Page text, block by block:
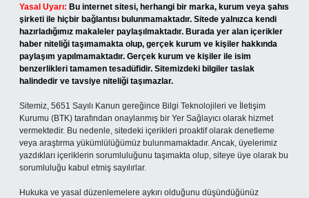
Yasal Uyarı: Bu internet sitesi, herhangi bir marka, kurum veya şahıs
şirketi ile hiçbir bağlantısı bulunmamaktadır. Sitede yalnızca kendi
hazırladığımız makaleler paylaşılmaktadır. Burada yer alan içerikler
haber niteliği taşımamakta olup, gerçek kurum ve kişiler hakkında
paylaşım yapılmamaktadır. Gerçek kurum ve kişiler ile isim
benzerlikleri tamamen tesadüfidir. Sitemizdeki bilgiler taslak
halindedir ve tavsiye niteliği taşımazlar.
Sitemiz, 5651 Sayılı Kanun gereğince Bilgi Teknolojileri ve İletişim
Kurumu (BTK) tarafından onaylanmış bir Yer Sağlayıcı olarak hizmet
vermektedir. Bu nedenle, sitedeki içerikleri proaktif olarak denetleme
veya araştırma yükümlülüğümüz bulunmamaktadır. Ancak, üyelerimiz
yazdıkları içeriklerin sorumluluğunu taşımakta olup, siteye üye olarak bu
sorumluluğu kabul etmiş sayılırlar.
Hukuka ve yasal düzenlemelere aykırı olduğunu düşündüğünüz